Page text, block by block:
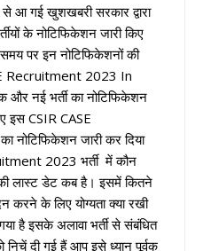
आ गई खुशखबरी सरकार द्वारा
के नोटिफिकेशन जारी किए
पर इन नोटिफिकेशनों की
Recruitment 2023 In
और नई भर्ती का नोटिफिकेशन
इस CSIR CASE
नोटिफिकेशन जारी कर दिया
2023 भर्ती में कौन
लास्ट डेट कब है। इसमें कितने
के लिए योग्यता क्या रखी
है इसके अलावा भर्ती से संबंधित
निचें दी गई हैं आप इसे ध्यान पूर्वक